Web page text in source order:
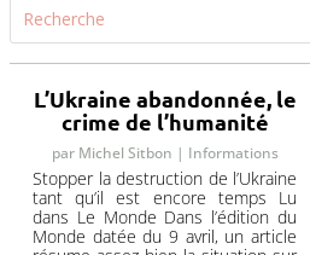
L’Ukraine abandonnée, le
crime de l’humanité
par Michel Sitbon | Informations
Stopper la destruction de l’Ukraine
tant qu’il est encore temps Lu
dans Le Monde Dans l’édition du
Monde datée du 9 avril, un article